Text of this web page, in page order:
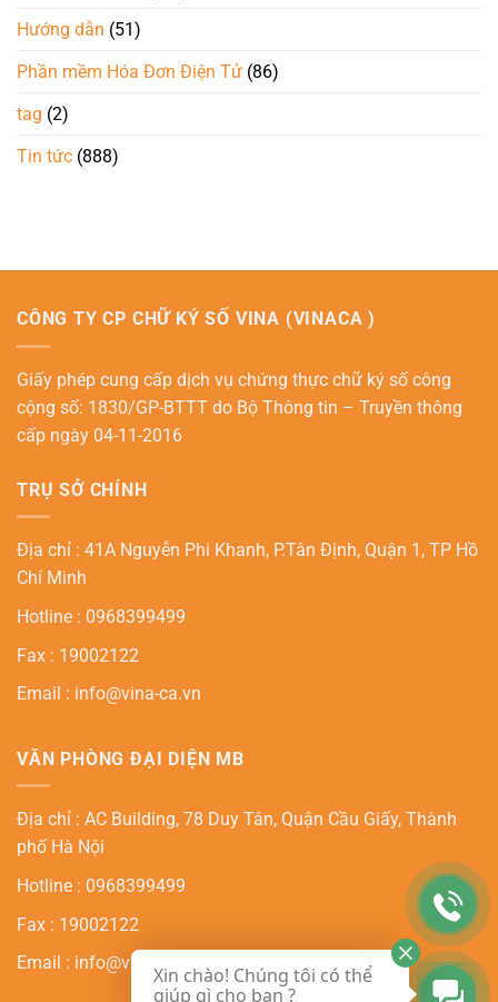
Hướng dẫn (51)
Phần mềm Hóa Đơn Điện Tử (86)
tag (2)
Tin tức (888)
CÔNG TY CP CHỮ KÝ SỐ VINA (VINACA )
Giấy phép cung cấp dịch vụ chứng thực chữ ký số công
cộng số: 1830/GP-BTTT do Bộ Thông tin – Truyền thông
cấp ngày 04-11-2016
TRỤ SỞ CHÍNH
Địa chỉ : 41A Nguyễn Phi Khanh, P.Tân Định, Quận 1, TP Hồ
Chí Minh
Hotline : 0968399499
Fax : 19002122
Email : info@vina-ca.vn
VĂN PHÒNG ĐẠI DIỆN MB
Địa chỉ : AC Building, 78 Duy Tân, Quận Cầu Giấy, Thành
phố Hà Nội
Hotline : 0968399499
Fax : 19002122
Email : info@vina-ca.vn
Xin chào! Chúng tôi có thể
giúp gì cho bạn ?